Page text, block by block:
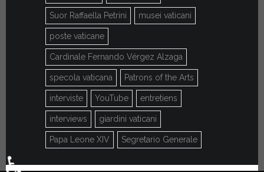
Suor Raffaella Petrini musei vaticani
poste vaticane
Cardinale Fernando Vérgez Alzaga
specola vaticana Patrons of the Arts
interviste YouTube entretiens
interviews giardini vaticani
Papa Leone XIV Segretario Generale